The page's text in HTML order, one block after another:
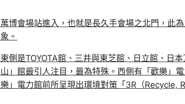
博會場站進入，也就是長久手會場之北門，此
。
側是TOYOTA館、三井與東芝館、日立館、日
」館最引人注目，最為特殊。西側有「歡樂」
」電力館前所呈現出環境對策「3R（Recycle,